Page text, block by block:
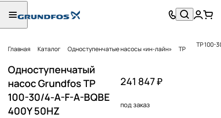
Главная Каталог Одноступенчатые насосы «ин-лайн» TP TP 100-
Одноступенчатый
насос Grundfos TP
100-30/4-A-F-A-BQBE
400Y 50HZ
241 847 ₽
под заказ